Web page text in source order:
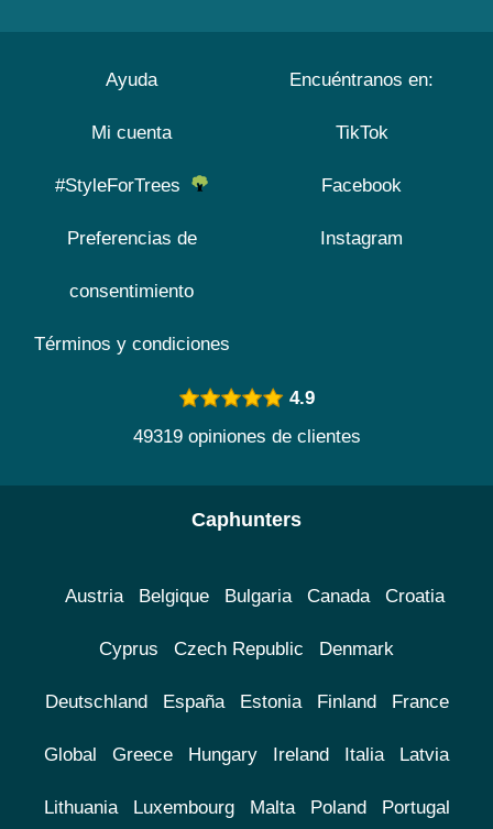
Ayuda
Mi cuenta
#StyleForTrees
Preferencias de
consentimiento
Términos y condiciones
Encuéntranos en:
TikTok
Facebook
Instagram
4.9
49319 opiniones de clientes
Caphunters
Austria Belgique Bulgaria Canada Croatia
Cyprus Czech Republic Denmark
Deutschland España Estonia Finland France
Global Greece Hungary Ireland Italia Latvia
Lithuania Luxembourg Malta Poland Portugal